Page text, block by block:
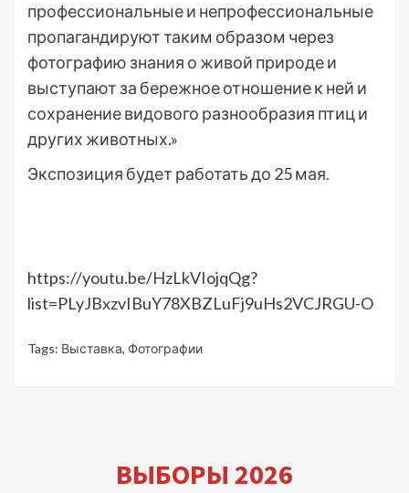
профессиональные и непрофессиональные
пропагандируют таким образом через
фотографию знания о живой природе и
выступают за бережное отношение к ней и
сохранение видового разнообразия птиц и
других животных.»
Экспозиция будет работать до 25 мая.
https://youtu.be/HzLkVIojqQg?
list=PLyJBxzvIBuY78XBZLuFj9uHs2VCJRGU-O
Tags: Выставка, Фотографии
ВЫБОРЫ 2026